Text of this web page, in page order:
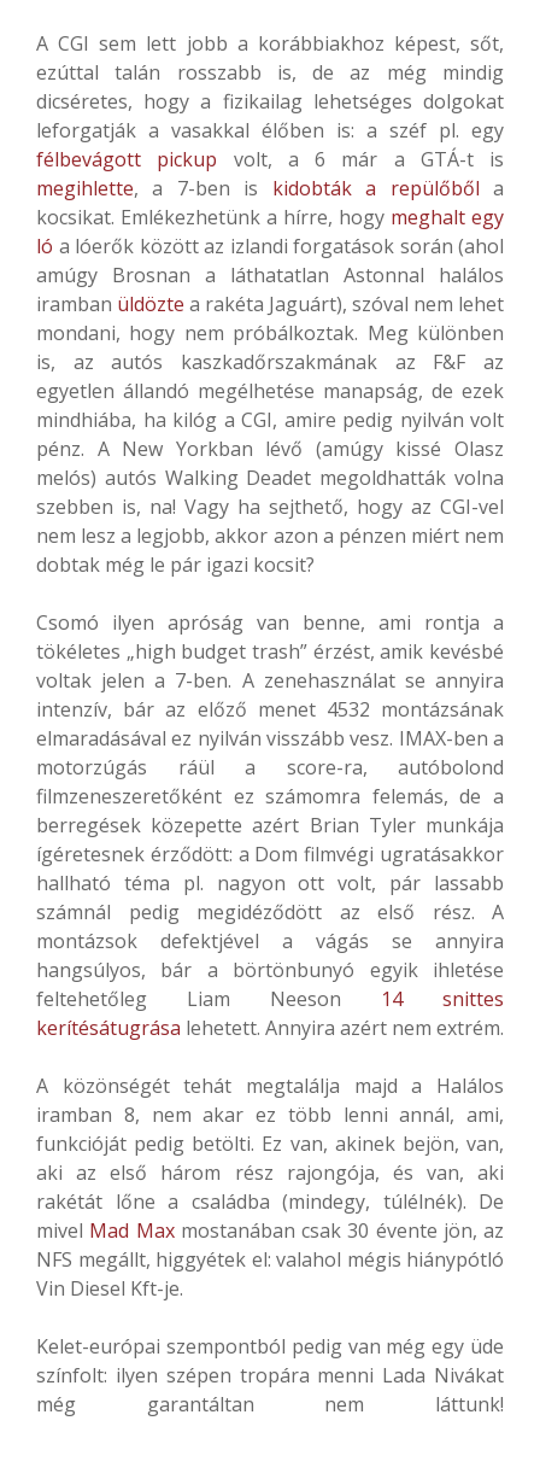
A CGI sem lett jobb a korábbiakhoz képest, sőt,
ezúttal talán rosszabb is, de az még mindig
dicséretes, hogy a fizikailag lehetséges dolgokat
leforgatják a vasakkal élőben is: a széf pl. egy
félbevágott pickup volt, a 6 már a GTÁ-t is
megihlette, a 7-ben is kidobták a repülőből a
kocsikat. Emlékezhetünk a hírre, hogy meghalt egy
ló a lóerők között az izlandi forgatások során (ahol
amúgy Brosnan a láthatatlan Astonnal halálos
iramban üldözte a rakéta Jaguárt), szóval nem lehet
mondani, hogy nem próbálkoztak. Meg különben
is, az autós kaszkadőrszakmának az F&F az
egyetlen állandó megélhetése manapság, de ezek
mindhiába, ha kilóg a CGI, amire pedig nyilván volt
pénz. A New Yorkban lévő (amúgy kissé Olasz
melós) autós Walking Deadet megoldhatták volna
szebben is, na! Vagy ha sejthető, hogy az CGI-vel
nem lesz a legjobb, akkor azon a pénzen miért nem
dobtak még le pár igazi kocsit?
Csomó ilyen apróság van benne, ami rontja a
tökéletes „high budget trash” érzést, amik kevésbé
voltak jelen a 7-ben. A zenehasználat se annyira
intenzív, bár az előző menet 4532 montázsának
elmaradásával ez nyilván visszább vesz. IMAX-ben a
motorzúgás ráül a score-ra, autóbolond
filmzeneszeretőként ez számomra felemás, de a
berregések közepette azért Brian Tyler munkája
ígéretesnek érződött: a Dom filmvégi ugratásakkor
hallható téma pl. nagyon ott volt, pár lassabb
számnál pedig megidéződött az első rész. A
montázsok defektjével a vágás se annyira
hangsúlyos, bár a börtönbunyó egyik ihletése
feltehetőleg Liam Neeson 14 snittes
kerítésátugrása lehetett. Annyira azért nem extrém.
A közönségét tehát megtalálja majd a Halálos
iramban 8, nem akar ez több lenni annál, ami,
funkcióját pedig betölti. Ez van, akinek bejön, van,
aki az első három rész rajongója, és van, aki
rakétát lőne a családba (mindegy, túlélnék). De
mivel Mad Max mostanában csak 30 évente jön, az
NFS megállt, higgyétek el: valahol mégis hiánypótló
Vin Diesel Kft-je.
Kelet-európai szempontból pedig van még egy üde
színfolt: ilyen szépen tropára menni Lada Nivákat
még garantáltan nem láttunk!